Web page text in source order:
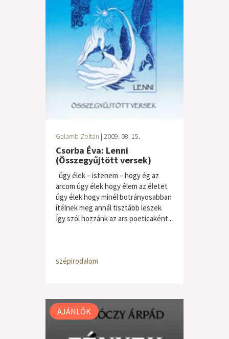
Galamb Zoltán | 2009. 08. 15.
Csorba Éva: Lenni
(Összegyűjtött versek)
úgy élek – istenem – hogy ég az
arcom úgy élek hogy élem az életet
úgy élek hogy minél botrányosabban
ítélnek meg annál tisztább leszek
Így szól hozzánk az ars poeticaként...
szépirodalom
AJÁNLÓK